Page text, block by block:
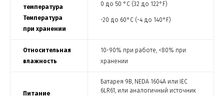
температура
Температура
при хранении
0 до 50 °C (32 до 122°F)
-20 до 60°C (-4 до 140°F)
Относительная
влажность
10-90% при работе, <80% при
хранении
Питание
Батарея 9В, NEDA 1604A или IEC
6LR61, или аналогичный источник